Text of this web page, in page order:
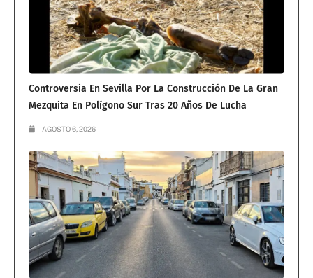
Controversia En Sevilla Por La Construcción De La Gran
Mezquita En Polígono Sur Tras 20 Años De Lucha
AGOSTO 6, 2026